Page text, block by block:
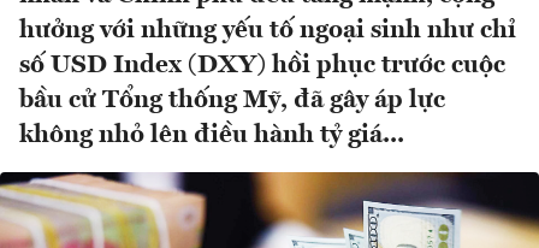
hưởng với những yếu tố ngoại sinh như chỉ
số USD Index (DXY) hồi phục trước cuộc
bầu cử Tổng thống Mỹ, đã gây áp lực
không nhỏ lên điều hành tỷ giá...